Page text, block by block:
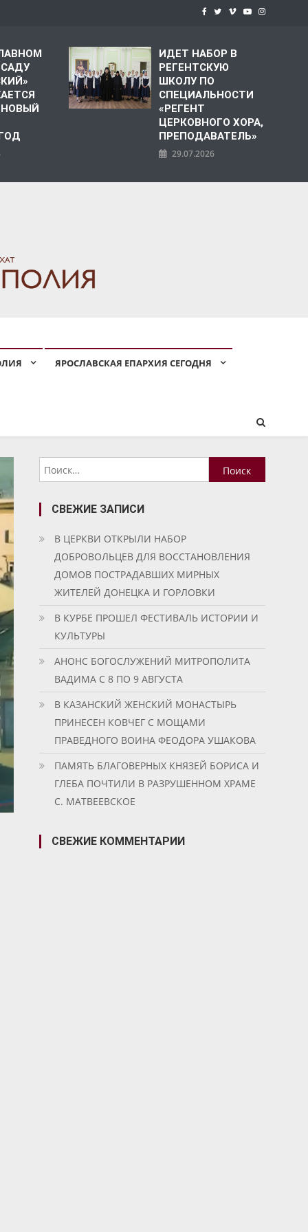
НОВЫЙ
ИДЕТ НАБОР В
РЕГЕНТСКУЮ
ШКОЛУ ПО
СПЕЦИАЛЬНОСТИ
«РЕГЕНТ
ЦЕРКОВНОГО ХОРА,
ПРЕПОДАВАТЕЛЬ»
29.07.2026
ЯРОСЛАВСКАЯ ЕПАРХИЯ СЕГОДНЯ
Найти:
СВЕЖИЕ ЗАПИСИ
В ЦЕРКВИ ОТКРЫЛИ НАБОР
ДОБРОВОЛЬЦЕВ ДЛЯ ВОССТАНОВЛЕНИЯ
ДОМОВ ПОСТРАДАВШИХ МИРНЫХ
ЖИТЕЛЕЙ ДОНЕЦКА И ГОРЛОВКИ
В КУРБЕ ПРОШЕЛ ФЕСТИВАЛЬ ИСТОРИИ И
КУЛЬТУРЫ
АНОНС БОГОСЛУЖЕНИЙ МИТРОПОЛИТА
ВАДИМА С 8 ПО 9 АВГУСТА
В КАЗАНСКИЙ ЖЕНСКИЙ МОНАСТЫРЬ
ПРИНЕСЕН КОВЧЕГ С МОЩАМИ
ПРАВЕДНОГО ВОИНА ФЕОДОРА УШАКОВА
ПАМЯТЬ БЛАГОВЕРНЫХ КНЯЗЕЙ БОРИСА И
ГЛЕБА ПОЧТИЛИ В РАЗРУШЕННОМ ХРАМЕ
С. МАТВЕЕВСКОЕ
СВЕЖИЕ КОММЕНТАРИИ